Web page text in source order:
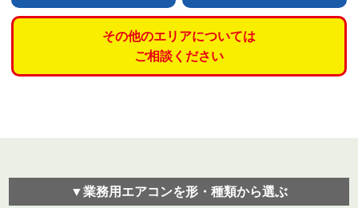
その他のエリアについては
ご相談ください
▼業務用エアコンを形・種類から選ぶ